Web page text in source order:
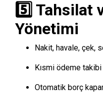
5️⃣ Tahsilat
Yönetimi
Nakit, havale, çek,
Kısmi ödeme takibi
Otomatik borç